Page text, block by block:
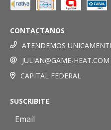
CONTACTANOS
ATENDEMOS
JULIAN@GAME-HEAT.COM
CAPITAL FEDERAL
SUSCRIBITE